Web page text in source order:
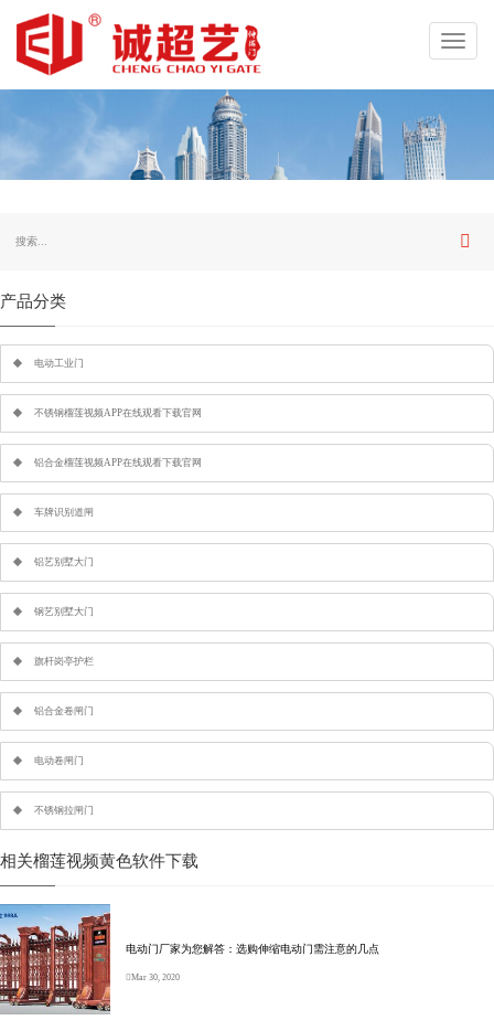
产品分类
电动工业门
不锈钢榴莲视频APP在线观看下载官网
铝合金榴莲视频APP在线观看下载官网
车牌识别道闸
铝艺别墅大门
钢艺别墅大门
旗杆岗亭护栏
铝合金卷闸门
电动卷闸门
不锈钢拉闸门
相关榴莲视频黄色软件下载
电动门厂家为您解答：选购伸缩电动门需注意的几点
Mar 30, 2020